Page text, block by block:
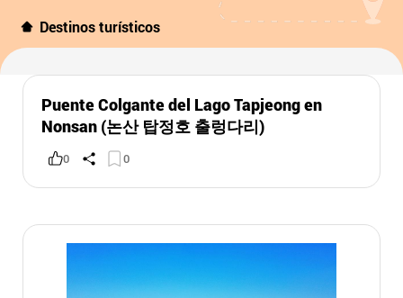
Destinos turísticos
Puente Colgante del Lago Tapjeong en
Nonsan (논산 탑정호 출렁다리)
0 0